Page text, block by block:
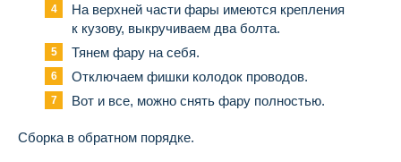
На верхней части фары имеются крепления
к кузову, выкручиваем два болта.
Тянем фару на себя.
Отключаем фишки колодок проводов.
Вот и все, можно снять фару полностью.
Сборка в обратном порядке.